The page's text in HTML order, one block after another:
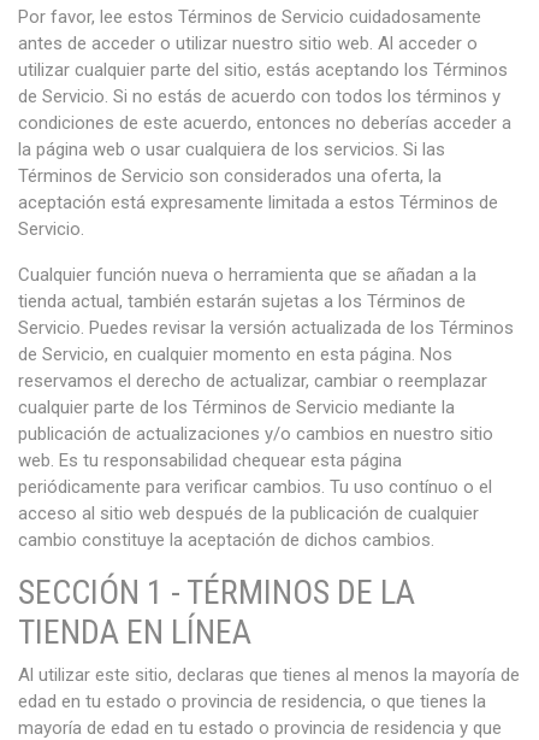
Por favor, lee estos Términos de Servicio cuidadosamente
antes de acceder o utilizar nuestro sitio web. Al acceder o
utilizar cualquier parte del sitio, estás aceptando los Términos
de Servicio. Si no estás de acuerdo con todos los términos y
condiciones de este acuerdo, entonces no deberías acceder a
la página web o usar cualquiera de los servicios. Si las
Términos de Servicio son considerados una oferta, la
aceptación está expresamente limitada a estos Términos de
Servicio.
Cualquier función nueva o herramienta que se añadan a la
tienda actual, también estarán sujetas a los Términos de
Servicio. Puedes revisar la versión actualizada de los Términos
de Servicio, en cualquier momento en esta página. Nos
reservamos el derecho de actualizar, cambiar o reemplazar
cualquier parte de los Términos de Servicio mediante la
publicación de actualizaciones y/o cambios en nuestro sitio
web. Es tu responsabilidad chequear esta página
periódicamente para verificar cambios. Tu uso contínuo o el
acceso al sitio web después de la publicación de cualquier
cambio constituye la aceptación de dichos cambios.
SECCIÓN 1 - TÉRMINOS DE LA
TIENDA EN LÍNEA
Al utilizar este sitio, declaras que tienes al menos la mayoría de
edad en tu estado o provincia de residencia, o que tienes la
mayoría de edad en tu estado o provincia de residencia y que